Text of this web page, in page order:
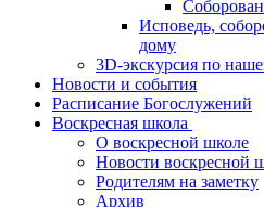
Исповедь,
дому
3D-экскурсия по
Новости и события
Расписание Богослужений
Воскресная школа
О воскресной школе
Новости воскресной
Родителям на заметку
Архив